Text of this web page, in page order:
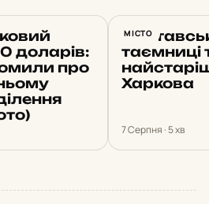
доларів:
про
МІСТО
таємниці
Харкова
7 Серпня · 5 хв